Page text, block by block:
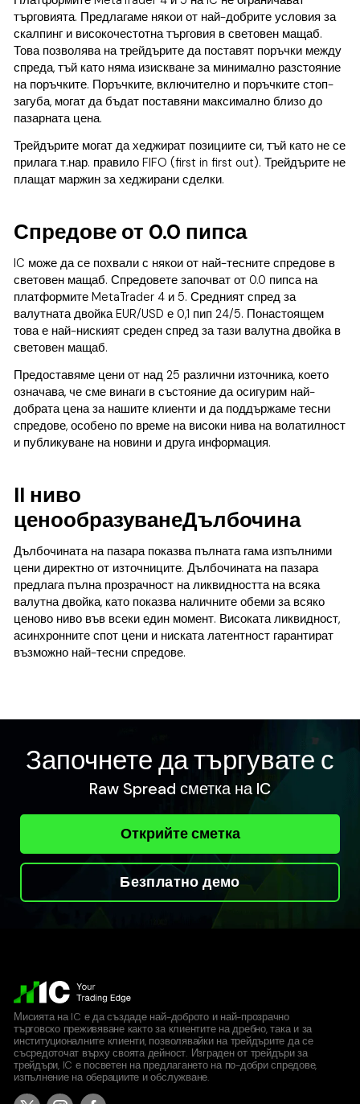
търговията. Предлагаме някои от най-добрите условия за
скалпинг и високочестотна търговия в световен мащаб.
Това позволява на трейдърите да поставят поръчки между
спреда, тъй като няма изискване за минимално разстояние
на поръчките. Поръчките, включително и поръчките стоп-
загуба, могат да бъдат поставяни максимално близо до
пазарната цена.
Трейдърите могат да хеджират позициите си, тъй като не се
прилага т.нар. правило FIFO (first in first out). Трейдърите не
плащат маржин за хеджирани сделки.
Спредове от 0.0 пипса
IC може да се похвали с някои от най-тесните спредове в
световен мащаб. Спредовете започват от 0.0 пипса на
платформите MetaTrader 4 и 5. Средният спред за
валутната двойка EUR/USD е 0,1 пип 24/5. Понастоящем
това е най-ниският среден спред за тази валутна двойка в
световен мащаб.
Предоставяме цени от над 25 различни източника, което
означава, че сме винаги в състояние да осигурим най-
добрата цена за нашите клиенти и да поддържаме тесни
спредове, особено по време на високи нива на волатилност
и публикуване на новини и друга информация.
II ниво
ценообразуванеДълбочина
Дълбочината на пазара показва пълната гама изпълними
цени директно от източниците. Дълбочината на пазара
предлага пълна прозрачност на ликвидността на всяка
валутна двойка, като показва наличните обеми за всяко
ценово ниво във всеки един момент. Високата ликвидност,
асинхронните спот цени и ниската латентност гарантират
възможно най-тесни спредове.
Започнете да търгувате с
Raw Spread сметка на IC
Открийте сметка
Безплатно демо
Мисията на IC е да създаде най-доброто и най-прозрачно
търговско преживяване както за клиентите на дребно, така и за
институционалните клиенти, позволявайки на трейдърите да се
съсредоточат върху своята дейност. Изграден от трейдъри за
трейдъри, IC е посветен на предлагането на по-добри спредове,
изпълнение на оберациите и обслужване.